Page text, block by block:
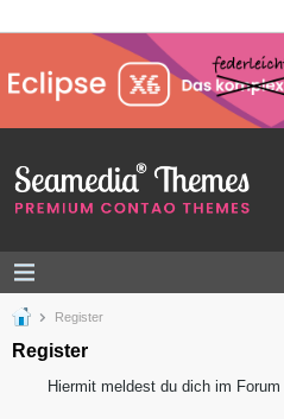
Register
Register
Hiermit meldest du dich im Forum